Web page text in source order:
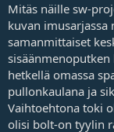
Mitäs näille sw-
kuvan
samanmittaiset
sisäänmenoputken
hetkellä omassa
pullonkaulana ja
Vaihtoehtona toki
olisi bolt-on tyylin